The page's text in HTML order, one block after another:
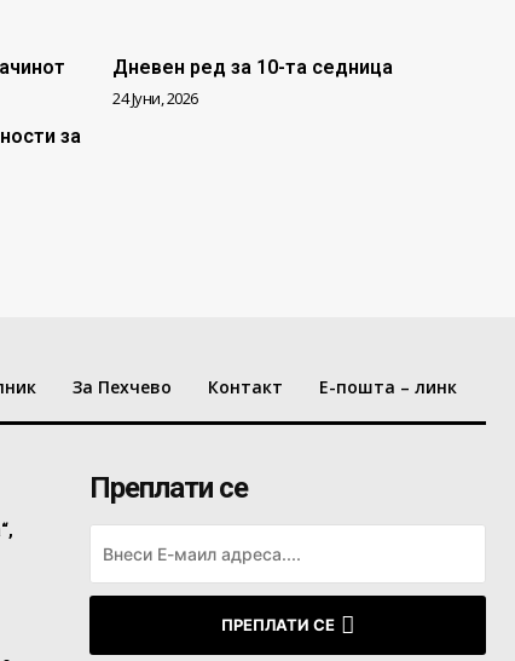
за
Дневен ред за 10-та седница
24 Јуни, 2026
За Пехчево Контакт Е-пошта – линк
Преплати се
ПРЕПЛАТИ СЕ